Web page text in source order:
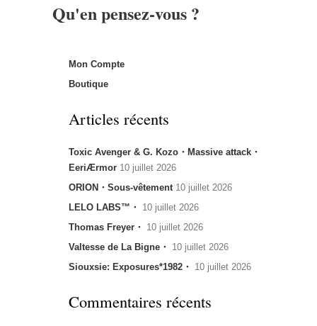
Qu'en pensez-vous ?
Mon Compte
Boutique
Articles récents
Toxic Avenger & G. Kozo・Massive attack・
EeriÆrmor 10 juillet 2026
ORION・Sous-vêtement 10 juillet 2026
LELO LABS™・ 10 juillet 2026
Thomas Freyer・ 10 juillet 2026
Valtesse de La Bigne・ 10 juillet 2026
Siouxsie: Exposures*1982・ 10 juillet 2026
Commentaires récents